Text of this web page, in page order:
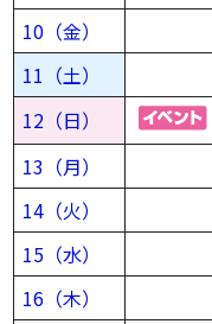
10（金）
11（土）
12（日）
13（月）
14（火）
15（水）
16（木）